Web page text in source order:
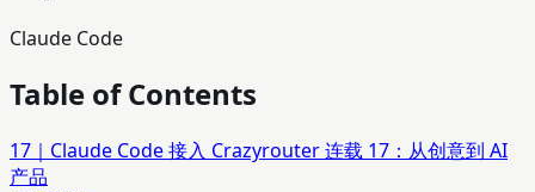
Claude Code
Table of Contents
17｜Claude Code 接入 Crazyrouter 连载 17：从创意到 AI
产品